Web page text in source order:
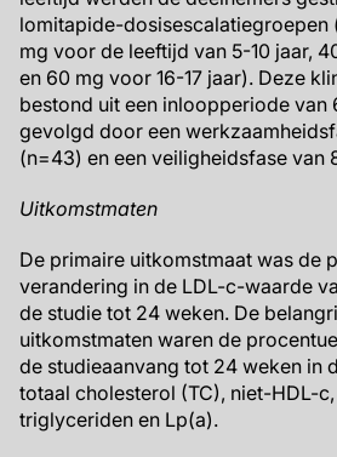
lomitapide-dosisescalatiegroepen
mg voor de leeftijd van 5-10 jaar,
en 60 mg voor 16-17 jaar). Deze
bestond uit een inloopperiode van
gevolgd door een
(n=43) en een veiligheidsfase van
Uitkomstmaten
De primaire uitkomstmaat was de
verandering in de LDL-c-waarde
de studie tot 24 weken. De
uitkomstmaten waren de
de studieaanvang tot 24 weken in
totaal cholesterol (TC), niet-HDL-
triglyceriden en Lp(a).